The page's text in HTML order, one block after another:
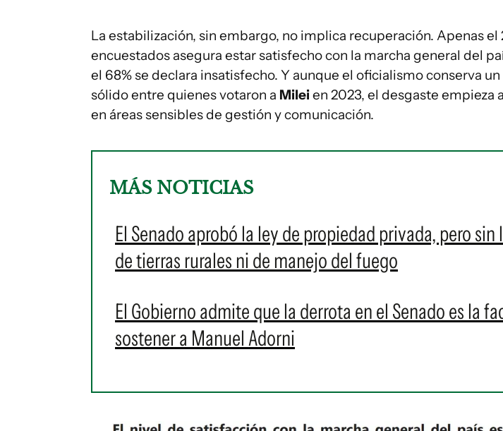
La estabilización, sin embargo, no implica recuperación. Apenas el
encuestados asegura estar satisfecho con la marcha general del
el 68% se declara insatisfecho. Y aunque el oficialismo conserva
sólido entre quienes votaron a Milei en 2023, el desgaste empieza
en áreas sensibles de gestión y comunicación.
MÁS NOTICIAS
El Senado aprobó la ley de propiedad privada, pero
de tierras rurales ni de manejo del fuego
El Gobierno admite que la derrota en el Senado es la
sostener a Manuel Adorni